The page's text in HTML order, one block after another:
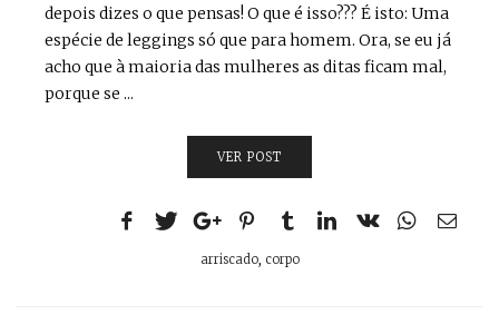
depois dizes o que pensas! O que é isso??? É isto: Uma
espécie de leggings só que para homem. Ora, se eu já
acho que à maioria das mulheres as ditas ficam mal,
porque se ...
VER POST
arriscado, corpo